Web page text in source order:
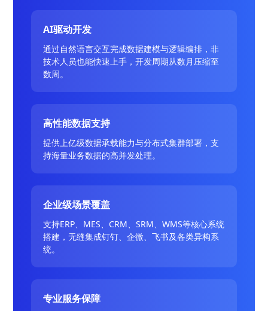
AI驱动开发
通过自然语言交互完成数据建模与逻辑编排，非
技术人员也能快速上手，开发周期从数月压缩至
数周。
高性能数据支持
提供上亿级数据承载能力与分布式集群部署，支
持海量业务数据的高并发处理。
企业级场景覆盖
支持ERP、MES、CRM、SRM、WMS等核心系统
搭建，无缝集成钉钉、企微、飞书及各类异构系
统。
专业服务保障